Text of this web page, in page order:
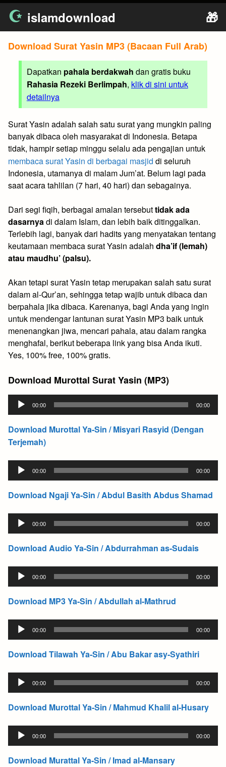
Skip
content
islamdownload 🎁
Download Surat Yasin MP3 (Bacaan Full Arab)
Dapatkan pahala berdakwah dan gratis buku
Rahasia Rezeki Berlimpah, klik di sini untuk
detailnya
Surat Yasin adalah salah satu surat yang mungkin paling
banyak dibaca oleh masyarakat di Indonesia. Betapa
tidak, hampir setiap minggu selalu ada pengajian untuk
membaca surat Yasin di berbagai masjid di seluruh
Indonesia, utamanya di malam Jum’at. Belum lagi pada
saat acara tahlilan (7 hari, 40 hari) dan sebagainya.
Dari segi fiqih, berbagai amalan tersebuttidak ada
dasarnyadi dalam Islam, dan lebih baik ditinggalkan.
Terlebih lagi, banyak dari hadits yang menyatakan tentang
keutamaan membaca surat Yasin adalah dha’if (lemah)
atau maudhu’ (palsu).
Akan tetapi surat Yasin tetap merupakan salah satu surat
dalam al-Qur’an, sehingga tetap wajib untuk dibaca dan
berpahala jika dibaca. Karenanya, bagi Anda yang ingin
untuk mendengar lantunan surat Yasin MP3 baik untuk
menenangkan jiwa, mencari pahala, atau dalam rangka
menghafal, berikut beberapa link yang bisa Anda ikuti.
Yes, 100% free, 100% gratis.
Download Murottal Surat Yasin (MP3)
Audio
Player
00:00 00:00
Download Murottal Ya-Sin / Misyari Rasyid (Dengan
Terjemah)
Audio
Player
00:00 00:00
Download Ngaji Ya-Sin / Abdul Basith Abdus Shamad
Audio
Player
00:00 00:00
Download Audio Ya-Sin / Abdurrahman as-Sudais
Audio
Player
00:00 00:00
Download MP3 Ya-Sin / Abdullah al-Mathrud
Audio
Player
00:00 00:00
Download Tilawah Ya-Sin / Abu Bakar asy-Syathiri
Audio
Player
00:00 00:00
Download Murottal Ya-Sin / Mahmud Khalil al-Husary
Audio
Player
00:00 00:00
Download Murattal Ya-Sin / Imad al-Mansary